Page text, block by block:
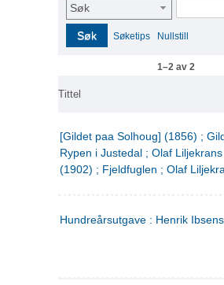
Søk
Søk Søketips Nullstill
1–2 av 2
Tittel
[Gildet paa Solhoug] (1856) ;
Rypen i Justedal ; Olaf
(1902) ; Fjeldfuglen ; Olaf
Hundreårsutgave : Henrik Ibsens